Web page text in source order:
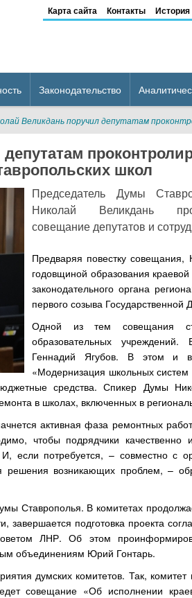
Карта сайта Контакты История
Законодательство
Великдань поручил депутатам
школ
Председатель Думы
Николай Великдань
совещание депутатов и
Предваряя повестку совещания,
годовщиной образования
законодательного органа
первого созыва Государственной
Одной из тем совещания
образовательных
Геннадий Ягубов. В этом и
«Модернизация школьных систем
средства. Спикер Думы
в школах, включенных в
активная фаза ремонтных
чтобы подрядчики
если потребуется, – совместно с
возникающих проблем, –
Ставрополья. В комитетах
завершается подготовка проекта
ЛНР. Об этом
объединениям Юрий Гонтарь.
думских комитетов. Так,
совещание «Об исполнении